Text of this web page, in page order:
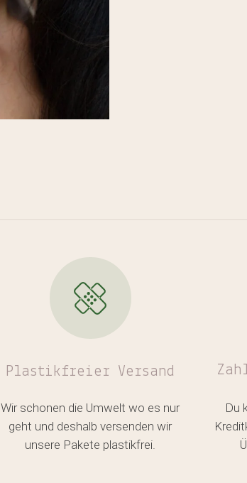
Es befinden sich
Plastikfreier Versand
Wir schonen die Umwelt wo es nur
geht und deshalb versenden wir
unsere Pakete plastikfrei.
Du